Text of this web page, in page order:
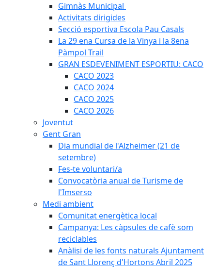
Gimnàs Municipal
Activitats dirigides
Secció esportiva Escola Pau Casals
La 29 ena Cursa de la Vinya i la 8ena
Pàmpol Trail
GRAN ESDEVENIMENT ESPORTIU: CACO
CACO 2023
CACO 2024
CACO 2025
CACO 2026
Joventut
Gent Gran
Dia mundial de l'Alzheimer (21 de
setembre)
Fes-te voluntari/a
Convocatòria anual de Turisme de
l'Imserso
Medi ambient
Comunitat energètica local
Campanya: Les càpsules de cafè som
reciclables
Anàlisi de les fonts naturals Ajuntament
de Sant Llorenç d'Hortons Abril 2025